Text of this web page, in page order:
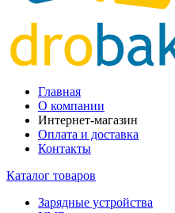
Главная
О компании
Интернет-магазин
Оплата и доставка
Контакты
Каталог товаров
Зарядные устройства